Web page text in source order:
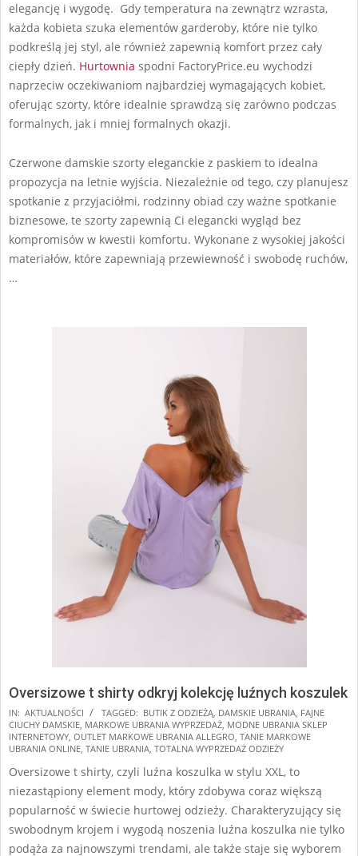
elegancję i wygodę. Gdy temperatura na zewnątrz wzrasta,
każda kobieta szuka elementów garderoby, które nie tylko
podkreślą jej styl, ale również zapewnią komfort przez cały
ciepły dzień. Hurtownia spodni FactoryPrice.eu wychodzi
naprzeciw oczekiwaniom najbardziej wymagających kobiet,
oferując szorty, które idealnie sprawdzą się zarówno podczas
formalnych, jak i mniej formalnych okazji.
Czerwone damskie szorty eleganckie z paskiem to idealna
propozycja na letnie wyjścia. Niezależnie od tego, czy planujesz
spotkanie z przyjaciółmi, rodzinny obiad czy ważne spotkanie
biznesowe, te szorty zapewnią Ci elegancki wygląd bez
kompromisów w kwestii komfortu. Wykonane z wysokiej jakości
materiałów, które zapewniają przewiewność i swobodę ruchów,
…
Oversizowe t shirty odkryj kolekcję luźnych koszulek
2024-
10-
09
IN: AKTUALNOŚCI TAGGED: BUTIK Z ODZIEŻĄ DAMSKIE UBRANIA FAJNE
CIUCHY DAMSKIE MARKOWE UBRANIA WYPRZEDAŻ MODNE UBRANIA SKLEP
INTERNETOWY OUTLET MARKOWE UBRANIA ALLEGRO TANIE MARKOWE
UBRANIA ONLINE TANIE UBRANIA TOTALNA WYPRZEDAŻ ODZIEŻY
Oversizowe t shirty, czyli luźna koszulka w stylu XXL, to
niezastąpiony element mody, który zdobywa coraz większą
popularność w świecie hurtowej odzieży. Charakteryzujący się
swobodnym krojem i wygodą noszenia luźna koszulka nie tylko
podąża za najnowszymi trendami, ale także staje się wyborem